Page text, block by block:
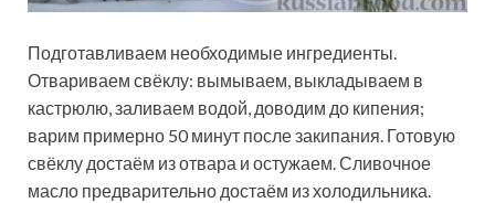
Подготавливаем необходимые ингредиенты.
Отвариваем свёклу: вымываем, выкладываем в
кастрюлю, заливаем водой, доводим до кипения;
варим примерно 50 минут после закипания. Готовую
свёклу достаём из отвара и остужаем. Сливочное
масло предварительно достаём из холодильника.